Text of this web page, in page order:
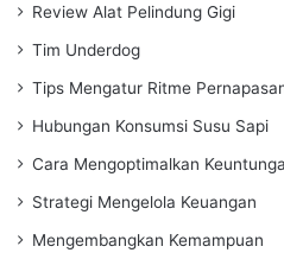
Review Alat Pelindung Gigi
Tim Underdog
Tips Mengatur Ritme
Hubungan Konsumsi Susu Sapi
Cara Mengoptimalkan
Strategi Mengelola Keuangan
Mengembangkan Kemampuan